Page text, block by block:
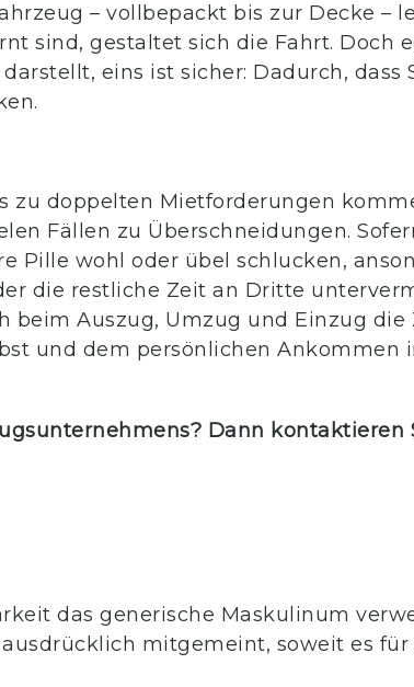
– vollbepackt bis zur Decke –
sind, gestaltet sich die Fahrt. Doch
eins ist sicher: Dadurch, dass
zu doppelten Mietforderungen
Fällen zu Überschneidungen.
Pille wohl oder übel schlucken,
die restliche Zeit an Dritte
Auszug, Umzug und Einzug die
und dem persönlichen Ankommen
Dann kontaktieren
das generische Maskulinum
mitgemeint, soweit es für